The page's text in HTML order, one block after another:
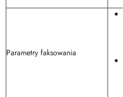
Parametry faksowania